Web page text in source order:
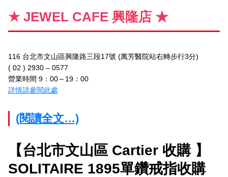
★ JEWEL CAFE 興隆店 ★
116 台北市文山區興隆路三段17號 (萬芳醫院站右轉步行3分)
( 02 ) 2930 – 0577
營業時間 9：00～19：00
詳情請參閱此處
(閱讀全文…)
【台北市文山區 Cartier 收購 】
SOLITAIRE 1895單鑽戒指收購